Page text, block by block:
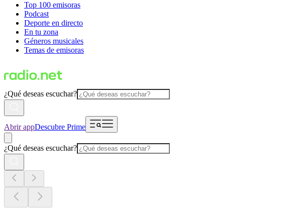
Top 100 emisoras
Podcast
Deporte en directo
En tu zona
Géneros musicales
Temas de emisoras
¿Qué deseas escuchar?
Abrir appDescubre Prime
¿Qué deseas escuchar?